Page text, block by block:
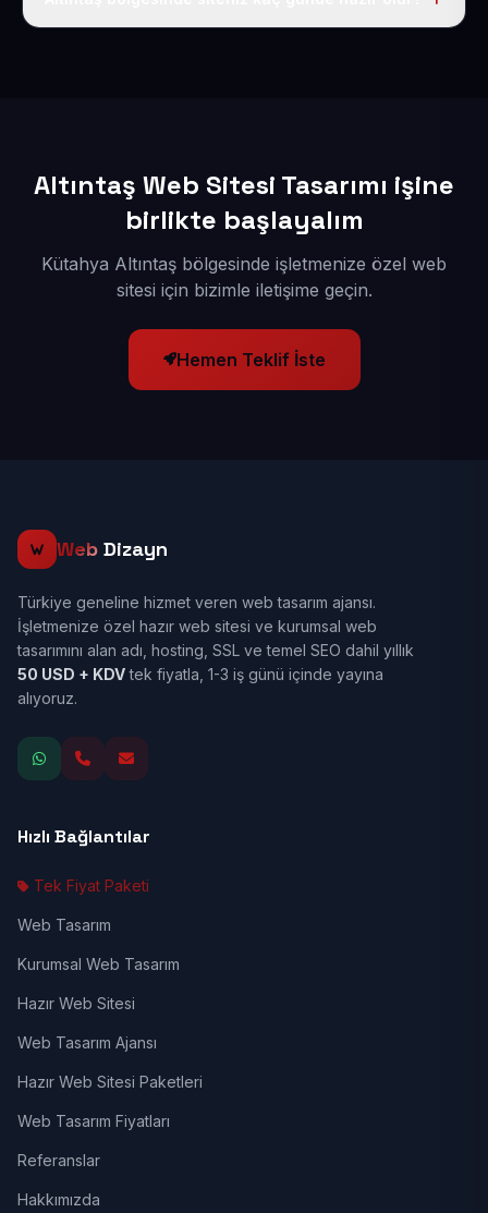
Altıntaş Web Sitesi Tasarımı işine
birlikte başlayalım
Kütahya Altıntaş bölgesinde işletmenize özel web
sitesi için bizimle iletişime geçin.
Hemen Teklif İste
Web Dizayn
Türkiye geneline hizmet veren web tasarım ajansı.
İşletmenize özel hazır web sitesi ve kurumsal web
tasarımını alan adı, hosting, SSL ve temel SEO dahil yıllık
50 USD + KDVtek fiyatla, 1-3 iş günü içinde yayına
alıyoruz.
Hızlı Bağlantılar
Tek Fiyat Paketi
Web Tasarım
Kurumsal Web Tasarım
Hazır Web Sitesi
Web Tasarım Ajansı
Hazır Web Sitesi Paketleri
Web Tasarım Fiyatları
Referanslar
Hakkımızda